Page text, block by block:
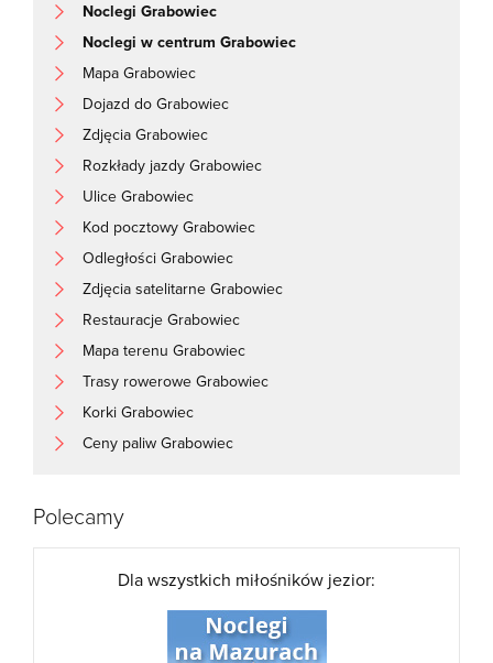
Noclegi Grabowiec
Noclegi w centrum Grabowiec
Mapa Grabowiec
Dojazd do Grabowiec
Zdjęcia Grabowiec
Rozkłady jazdy Grabowiec
Ulice Grabowiec
Kod pocztowy Grabowiec
Odległości Grabowiec
Zdjęcia satelitarne Grabowiec
Restauracje Grabowiec
Mapa terenu Grabowiec
Trasy rowerowe Grabowiec
Korki Grabowiec
Ceny paliw Grabowiec
Polecamy
Dla wszystkich miłośników jezior: